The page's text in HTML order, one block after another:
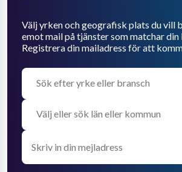
Välj yrken och geografisk plats du vill
emot mail på tjänster som matchar din
Registrera din mailadress för att